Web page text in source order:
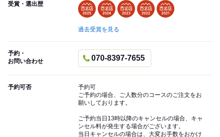
受賞・選出歴
過去受賞を見る
予約・
お問い合わせ
070-8397-7655
予約可否
予約可
ご予約の場合、ご人数分のコースのご注文をお
願いしております。
ご予約当日13時以降のキャンセルの場合、キャ
ンセル料が発生する場合がございます。
当日キャンセルの場合は、大変お手数をおかけ